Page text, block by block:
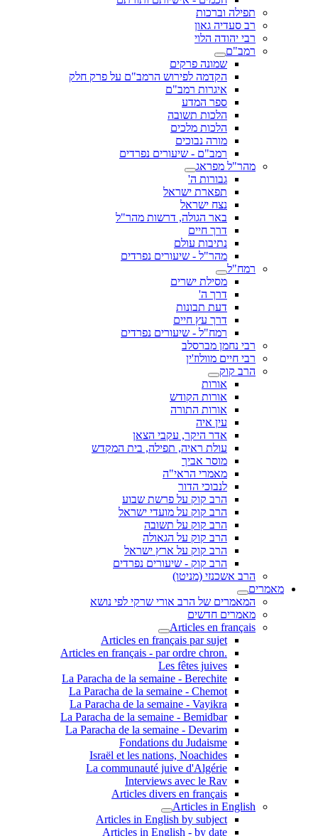
תפילה וברכות
רב סעדיה גאון
רבי יהודה הלוי
רמב"ם
שמונה פרקים
הקדמה לפירוש הרמב"ם על פרק חלק
איגרות רמב"ם
ספר המדע
הלכות תשובה
הלכות מלכים
מורה נבוכים
רמב"ם - שיעורים נפרדים
מהר"ל מפראג
גבורות ה'
תפארת ישראל
נצח ישראל
באר הגולה, דרשות מהר"ל
דרך חיים
נתיבות עולם
מהר"ל - שיעורים נפרדים
רמח"ל
מסילת ישרים
דרך ה'
דעת תבונות
דרך עץ חיים
רמח"ל - שיעורים נפרדים
רבי נחמן מברסלב
רבי חיים מוולוז'ין
הרב קוק
אורות
אורות הקודש
אורות התורה
עין איה
אדר היקר, עקבי הצאן
עולת ראיה, תפילה, בית המקדש
מוסר אביך
מאמרי הראי"ה
לנבוכי הדור
הרב קוק על פרשת שבוע
הרב קוק על מועדי ישראל
הרב קוק על תשובה
הרב קוק על הגאולה
הרב קוק על ארץ ישראל
הרב קוק - שיעורים נפרדים
הרב אשכנזי (מניטו)
מאמרים
המאמרים של הרב אורי שרקי לפי נושא
מאמרים חדשים
Articles en français
Articles en français par sujet
.Articles en français - par ordre chron
Les fêtes juives
La Paracha de la semaine - Berechite
La Paracha de la semaine - Chemot
La Paracha de la semaine - Vayikra
La Paracha de la semaine - Bemidbar
La Paracha de la semaine - Devarim
Fondations du Judaisme
Israël et les nations, Noachides
La communauté juive d'Algérie
Interviews avec le Rav
Articles divers en français
Articles in English
Articles in English by subject
Articles in English - by date